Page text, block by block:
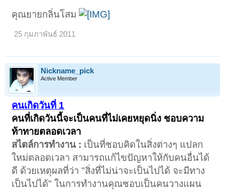
คุณยายกลิ่นโสม
25 กุมภาพันธ์ 2011
Nickname_pick
Active Member
คนเกิดวันที่ 1
คนที่เกิดวันนี้จะเป็นคนที่ไม่เคยหยุดนิ่ง ชอบความ
ท้าทายตลอดเวลา
สไตล์การทำงาน : เป็นที่ชอบคิดในสิ่งต่างๆ แปลก
ใหม่ตลอดเวลา สามารถแก้ไขปัญหาให้กับคนอื่นได้
ดี ด้วยเหตุผลที่ว่า "สิ่งที่ไม่น่าจะเป็นไปได้ จะมีทาง
เป็นไปได้" ในการทำงานคุณชอบเป็นคนวางแผน